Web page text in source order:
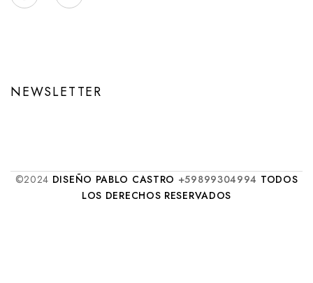
NEWSLETTER
©2024 DISEÑO PABLO CASTRO +59899304994 TODOS
LOS DERECHOS RESERVADOS